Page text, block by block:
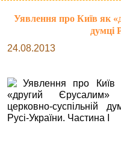
Уявлення про Київ як
думці
24.08.2013